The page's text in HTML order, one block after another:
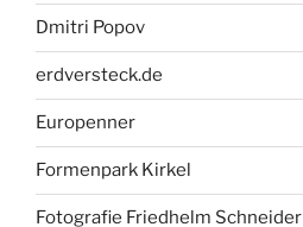
Dmitri Popov
erdversteck.de
Europenner
Formenpark Kirkel
Fotografie Friedhelm Schneider